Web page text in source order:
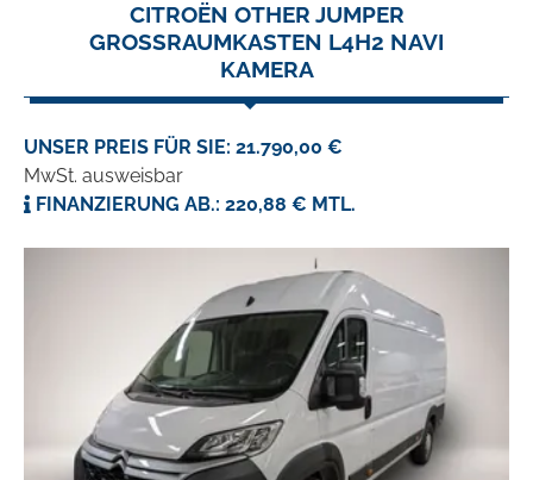
CITROËN OTHER JUMPER
GROSSRAUMKASTEN L4H2 NAVI
KAMERA
UNSER PREIS FÜR SIE: 21.790,00 €
MwSt. ausweisbar
FINANZIERUNG AB.: 220,88 € MTL.